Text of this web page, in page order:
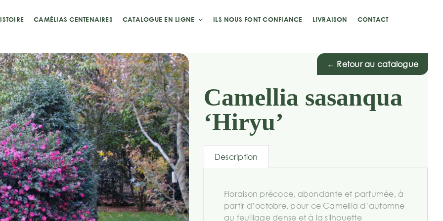
CAMÉLIAS CENTENAIRES CATALOGUE EN LIGNE ILS NOUS FONT CONFIANCE LIVRAISON CONTACT
← Retour au catalogue
Camellia sasanqua
‘Hiryu’
Description
Floraison précoce, abondante et parfumée, à
partir d’octobre, pour ce Camellia d’automne
au feuillage dense et à la silhouette